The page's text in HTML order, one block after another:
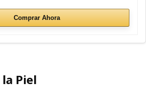
Comprar Ahora
Piel